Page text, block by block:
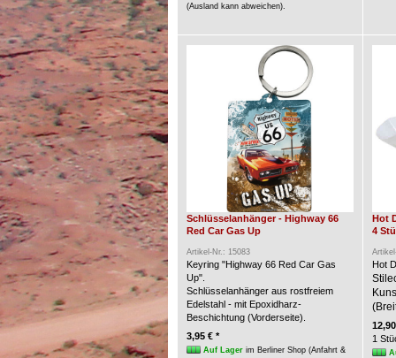
(Ausland kann abweichen).
Schlüsselanhänger - Highway 66
Red Car Gas Up
Artikel-Nr.: 15083
Keyring "Highway 66 Red Car Gas
Up".
Schlüsselanhänger aus rostfreiem
Edelstahl - mit Epoxidharz-
Beschichtung (Vorderseite).
3,95 € *
Auf Lagerim Berliner Shop (Anfahrt &
Hot
4
Hot
1